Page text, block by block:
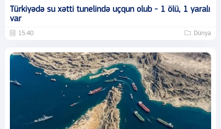
Türkiyədə su xətti tunelində uçqun olub - 1 ölü, 1 yaralı
var
15:40 Dünya